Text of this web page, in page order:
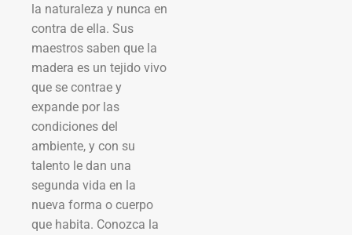
la naturaleza y nunca en
contra de ella. Sus
maestros saben que la
madera es un tejido vivo
que se contrae y
expande por las
condiciones del
ambiente, y con su
talento le dan una
segunda vida en la
nueva forma o cuerpo
que habita. Conozca la